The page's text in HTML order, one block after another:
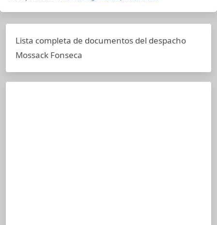
Lista completa de documentos del despacho
Mossack Fonseca